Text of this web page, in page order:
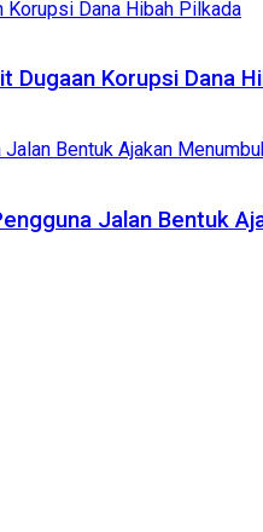
Dugaan Korupsi Dana
Jalan Bentuk